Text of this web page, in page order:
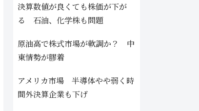
決算数値が良くても株価が下が
る 石油、化学株も問題
原油高で株式市場が軟調か？ 中
東情勢が膠着
アメリカ市場 半導体やや弱く時
間外決算企業も下げ